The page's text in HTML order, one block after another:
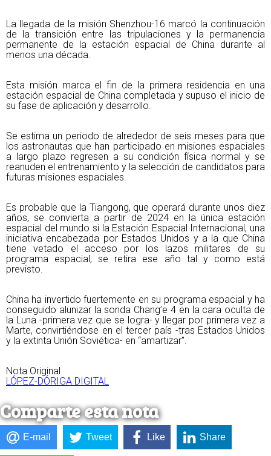
La llegada de la misión Shenzhou-16 marcó la continuación
de la transición entre las tripulaciones y la permanencia
permanente de la estación espacial de China durante al
menos una década.
Esta misión marca el fin de la primera residencia en una
estación espacial de China completada y supuso el inicio de
su fase de aplicación y desarrollo.
Se estima un periodo de alrededor de seis meses para que
los astronautas que han participado en misiones espaciales
a largo plazo regresen a su condición física normal y se
reanuden el entrenamiento y la selección de candidatos para
futuras misiones espaciales.
Es probable que la Tiangong, que operará durante unos diez
años, se convierta a partir de 2024 en la única estación
espacial del mundo si la Estación Espacial Internacional, una
iniciativa encabezada por Estados Unidos y a la que China
tiene vetado el acceso por los lazos militares de su
programa espacial, se retira ese año tal y como está
previsto.
China ha invertido fuertemente en su programa espacial y ha
conseguido alunizar la sonda Chang’e 4 en la cara oculta de
la Luna -primera vez que se logra- y llegar por primera vez a
Marte, convirtiéndose en el tercer país -tras Estados Unidos
y la extinta Unión Soviética- en “amartizar”.
Nota Original
LÓPEZ-DÓRIGA DIGITAL
Comparte esta nota
E-mail Tweet Like Share